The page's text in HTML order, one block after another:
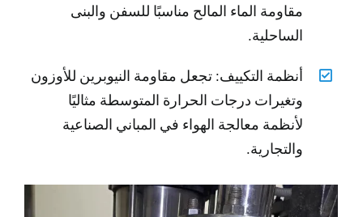
مقاومة الماء المالح مناسبًا للسفن والبنى
الساحلية.
أنظمة التكييف: تجعل مقاومة النيوبرين للأوزون
وتغيرات درجات الحرارة المتوسطة مثاليًا
لأنظمة معالجة الهواء في المباني الصناعية
والتجارية.